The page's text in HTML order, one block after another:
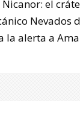
el
Nevados
la alerta a